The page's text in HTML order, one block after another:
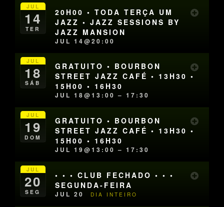
JUL
14
TER
20H00 • TODA TERÇA UM
JAZZ • JAZZ SESSIONS BY
JAZZ MANSION
JUL 14@20:00
JUL
18
SÁB
GRATUITO • BOURBON
STREET JAZZ CAFÉ • 13H30 •
15H00 • 16H30
JUL 18@13:00 – 17:30
JUL
19
DOM
GRATUITO • BOURBON
STREET JAZZ CAFÉ • 13H30 •
15H00 • 16H30
JUL 19@13:00 – 17:30
JUL
20
SEG
• • • CLUB FECHADO • • •
SEGUNDA-FEIRA
JUL 20 DIA INTEIRO